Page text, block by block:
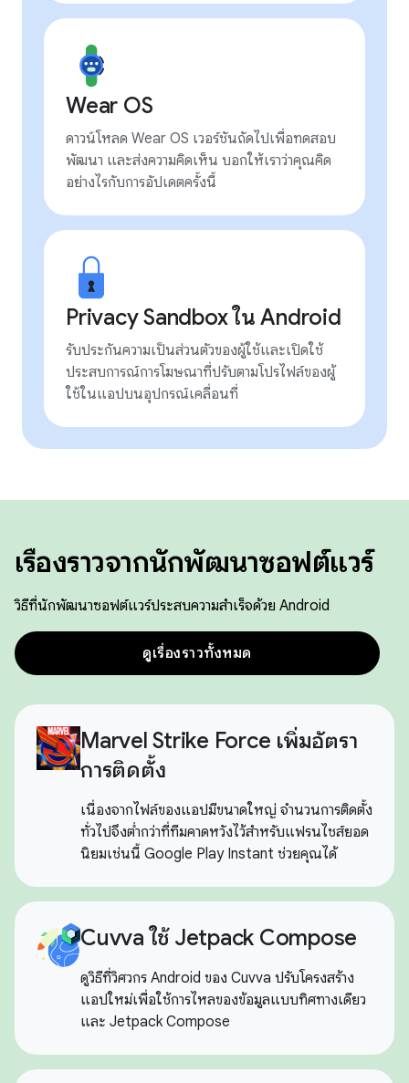
Wear OS
ดาวน์โหลด Wear OS เวอร์ชันถัดไปเพื่อทดสอบ
พัฒนา และส่งความคิดเห็น บอกให้เราว่าคุณคิด
อย่างไรกับการอัปเดตครั้งนี้
Privacy Sandbox ใน Android
รับประกันความเป็นส่วนตัวของผู้ใช้และเปิดใช้
ประสบการณ์การโฆษณาที่ปรับตามโปรไฟล์ของผู้
ใช้ในแอปบนอุปกรณ์เคลื่อนที่
เรื่องราวจากนักพัฒนาซอฟต์แวร์
วิธีที่นักพัฒนาซอฟต์แวร์ประสบความสำเร็จด้วย Android
ดูเรื่องราวทั้งหมด
Marvel Strike Force เพิ่มอัตรา
การติดตั้ง
เนื่องจากไฟล์ของแอปมีขนาดใหญ่ จำนวนการติดตั้ง
ทั่วไปจึงต่ำกว่าที่ทีมคาดหวังไว้สำหรับแฟรนไชส์ยอด
นิยมเช่นนี้ Google Play Instant ช่วยคุณได้
Cuvva ใช้ Jetpack Compose
ดูวิธีที่วิศวกร Android ของ Cuvva ปรับโครงสร้าง
แอปใหม่เพื่อใช้การไหลของข้อมูลแบบทิศทางเดียว
และ Jetpack Compose